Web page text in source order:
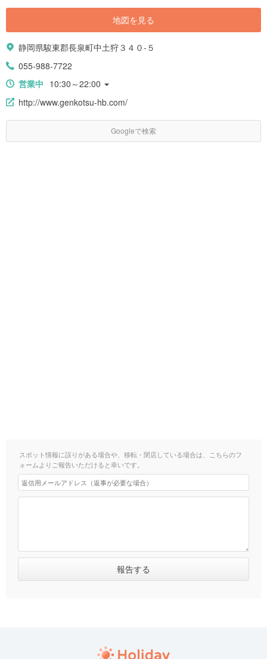
地図を見る
静岡県駿東郡長泉町中土狩３４０-５
055-988-7722
営業中 10:30～22:00
http://www.genkotsu-hb.com/
Googleで検索
スポット情報に誤りがある場合や、移転・閉店している場合は、こちらのフ
ォームよりご報告いただけると幸いです。